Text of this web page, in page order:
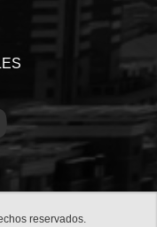
reservados.